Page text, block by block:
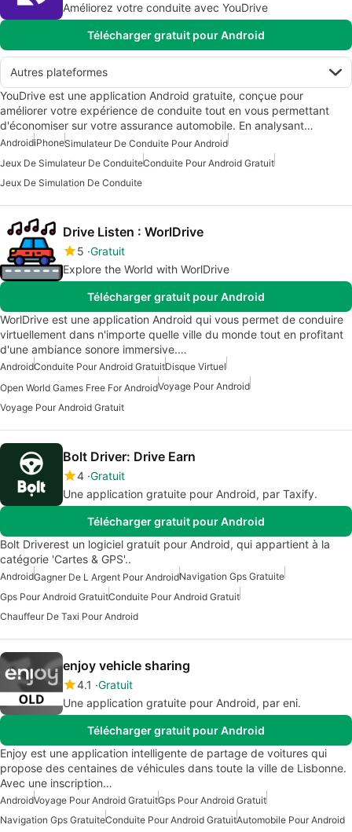
Améliorez votre conduite avec YouDrive
Télécharger gratuit pour Android
Autres plateformes
YouDrive est une application Android gratuite, conçue pour
améliorer votre expérience de conduite tout en vous permettant
d'économiser sur votre assurance automobile. En analysant…
AndroidiPhoneSimulateur De Conduite Pour Android
Jeux De Simulateur De ConduiteConduite Pour Android Gratuit
Jeux De Simulation De Conduite
Drive Listen : WorlDrive
5 Gratuit
Explore the World with WorlDrive
Télécharger gratuit pour Android
WorlDrive est une application Android qui vous permet de conduire
virtuellement dans n'importe quelle ville du monde tout en profitant
d'une ambiance sonore immersive.…
AndroidConduite Pour Android GratuitDisque Virtuel
Open World Games Free For AndroidVoyage Pour Android
Voyage Pour Android Gratuit
Bolt Driver: Drive Earn
4 Gratuit
Une application gratuite pour Android, par Taxify.
Télécharger gratuit pour Android
Bolt Driverest un logiciel gratuit pour Android, qui appartient à la
catégorie 'Cartes & GPS'..
AndroidGagner De L Argent Pour AndroidNavigation Gps Gratuite
Gps Pour Android GratuitConduite Pour Android Gratuit
Chauffeur De Taxi Pour Android
enjoy vehicle sharing
4.1 Gratuit
Une application gratuite pour Android, par eni.
Télécharger gratuit pour Android
Enjoy est une application intelligente de partage de voitures qui
propose des centaines de véhicules dans toute la ville de Lisbonne.
Avec une inscription…
AndroidVoyage Pour Android GratuitGps Pour Android Gratuit
Navigation Gps GratuiteConduite Pour Android GratuitAutomobile Pour Android